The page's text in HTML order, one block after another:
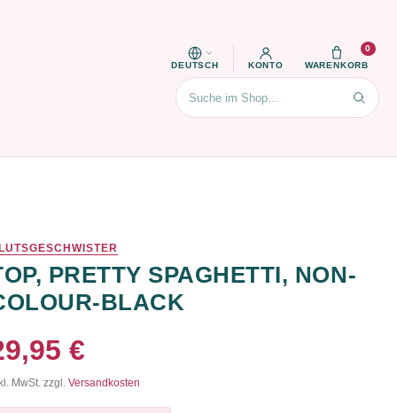
DEUTSCH KONTO WARENKORB
0
Suchen
PRETTY SPAGHETTI, NON-
BLACK
€
MwSt. zzgl. Versandkosten